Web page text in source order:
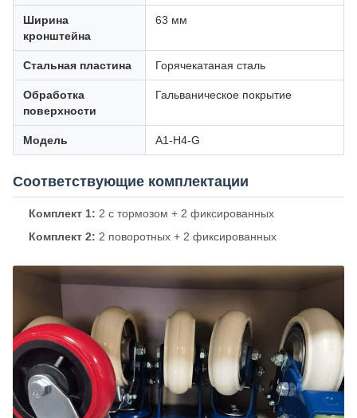
Ширина
кронштейна
63 мм
Стальная пластина Горячекатаная сталь
Обработка
поверхности
Гальваническое покрытие
Модель A1-H4-G
Соответствующие комплектации
Комплект 1: 2 с тормозом + 2 фиксированных
Комплект 2: 2 поворотных + 2 фиксированных